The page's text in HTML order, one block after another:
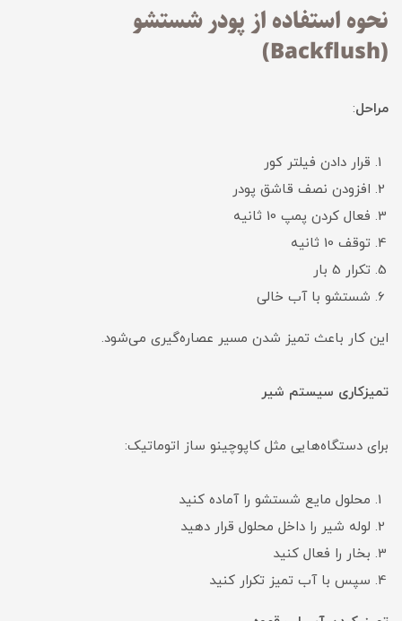
نحوه استفاده از پودر شستشو
(Backflush)
مراحل:
قرار دادن فیلتر کور
افزودن نصف قاشق پودر
فعال کردن پمپ 10 ثانیه
توقف 10 ثانیه
تکرار 5 بار
شستشو با آب خالی
این کار باعث تمیز شدن مسیر عصاره‌گیری می‌شود.
تمیزکاری سیستم شیر
برای دستگاه‌هایی مثل کاپوچینو ساز اتوماتیک:
محلول مایع شستشو را آماده کنید
لوله شیر را داخل محلول قرار دهید
بخار را فعال کنید
سپس با آب تمیز تکرار کنید